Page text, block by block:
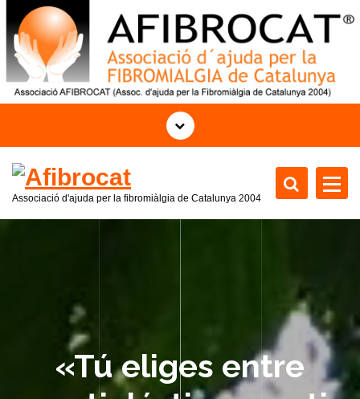
o
n
Associació d'ajuda per la fibromiàlgia de Catalunya 2004
«Tú eliges entre